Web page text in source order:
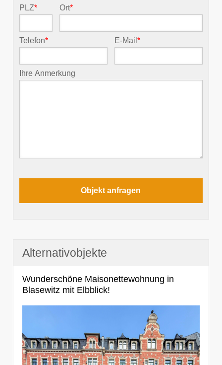
PLZ* Ort*
Telefon* E-Mail*
Ihre Anmerkung
Alternativobjekte
Wunderschöne Maisonettewohnung in
Blasewitz mit Elbblick!